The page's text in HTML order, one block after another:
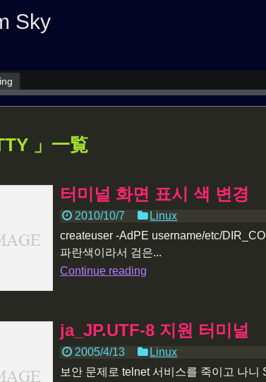
Sky
」一覧
터미널 화면 표시 색 변경
2010/10/7
Linux
createuser -AdPE username/etc/
파란색이라서 검은...
Continue reading
ja_JP.UTF-8 지원 터미널
2005/4/13
Linux
보안 문제로 telnet 서비스를 죽이고 나니